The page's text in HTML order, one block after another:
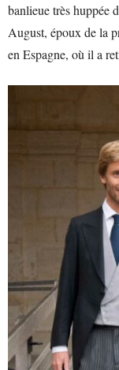
banlieue très huppée
August, époux de la
en Espagne, où il a